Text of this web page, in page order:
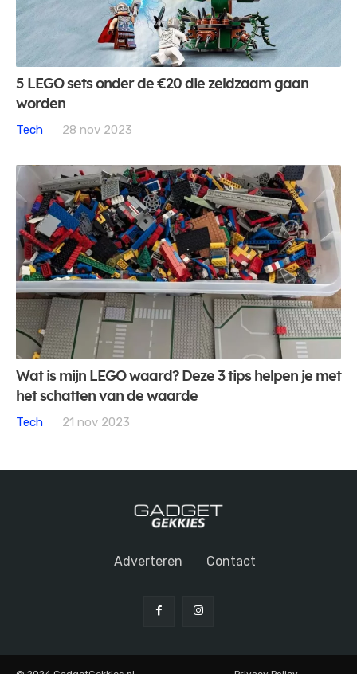
5 LEGO sets onder de €20 die zeldzaam gaan
worden
Tech
28 nov 2023
Wat is mijn LEGO waard? Deze 3 tips helpen je met
het schatten van de waarde
Tech
21 nov 2023
Adverteren Contact